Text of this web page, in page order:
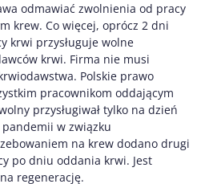
odmawiać zwolnienia od pracy
krew. Co więcej, oprócz 2 dni
krwi przysługuje wolne
krwi. Firma nie musi
Polskie prawo
pracownikom oddającym
przysługiwał tylko na dzień
w związku
na krew dodano drugi
po dniu oddania krwi. Jest
regenerację.